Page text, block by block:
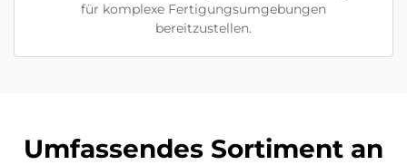
für komplexe Fertigungsumgebungen
bereitzustellen.
Umfassendes Sortiment an